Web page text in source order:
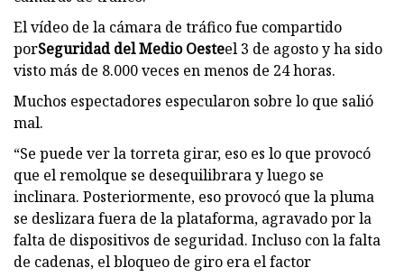
El vídeo de la cámara de tráfico fue compartido
porSeguridad del Medio Oesteel 3 de agosto y ha sido
visto más de 8.000 veces en menos de 24 horas.
Muchos espectadores especularon sobre lo que salió
mal.
“Se puede ver la torreta girar, eso es lo que provocó
que el remolque se desequilibrara y luego se
inclinara. Posteriormente, eso provocó que la pluma
se deslizara fuera de la plataforma, agravado por la
falta de dispositivos de seguridad. Incluso con la falta
de cadenas, el bloqueo de giro era el factor